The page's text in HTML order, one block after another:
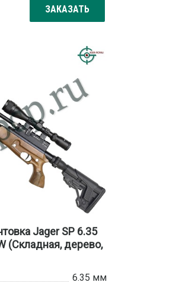
ЗАКАЗАТЬ
Jager SP 6.35
(Складная, дерево,
6.35 мм